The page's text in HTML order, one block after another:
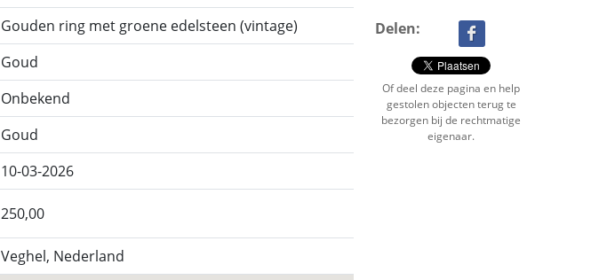
Gouden ring met groene edelsteen (vintage)
Goud
Onbekend
Goud
10-03-2026
250,00
Veghel, Nederland
Delen:
Of deel deze pagina en help
gestolen objecten terug te
bezorgen bij de rechtmatige
eigenaar.